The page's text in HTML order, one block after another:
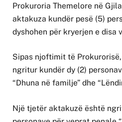
Prokuroria Themelore në
aktakuza kundër pesë (5)
dyshohen për kryerjen e disa
Sipas njoftimit të
ngritur kundër dy (2)
“Dhuna në familje” dhe
Një tjetër aktakuzë është